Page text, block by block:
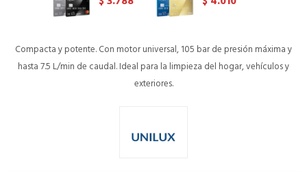
Compacta y potente. Con motor universal, 105 bar de presión máxima y
hasta 7.5 L/min de caudal. Ideal para la limpieza del hogar, vehículos y
exteriores.